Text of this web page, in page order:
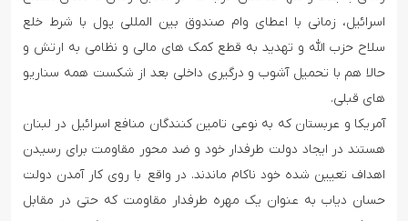
اسرائیل، زمانی با اعطای وام صندوق بین المللی پول با شرط خلع
سلاح حزب الله و تهدید به قطع کمک های مالی و نظامی به ارتش و
حالا هم با تحمیل آشوب و درگیری داخلی بعد از شکست همه سناریو
های قبلی.
آمریکا و عربستان که به نوعی تامین کنندگان منافع اسرائیل در لبنان
هستند در ایجاد دولت طرفدار خود و ضد محور مقاومت برای رسیدن
اهداف تعیین شده خود ناکام ماندند. در واقع با روی کار آمدن دولت
حسان دیاب به عنوان یک مهره طرفدار مقاومت که حتی در مقابل